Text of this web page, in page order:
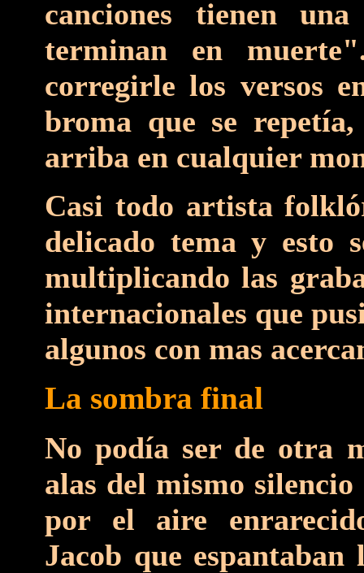
canciones tienen
terminan en
corregirle los versos
broma que se
arriba en cualquier
Casi todo artista
delicado tema y esto
multiplicando las
internacionales que
algunos con mas
La sombra final
No podía ser de otra
alas del mismo
por el aire
Jacob que espantaban